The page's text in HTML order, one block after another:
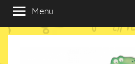
Imaginarium
de
presentes
Menu